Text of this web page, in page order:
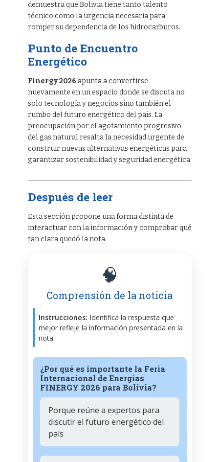
demuestra que Bolivia tiene tanto talento
técnico como la urgencia necesaria para
romper su dependencia de los hidrocarburos.
Punto de Encuentro
Energético
Finergy 2026 apunta a convertirse
nuevamente en un espacio donde se discuta no
solo tecnología y negocios sino también el
rumbo del futuro energético del país. La
preocupación por el agotamiento progresivo
del gas natural resalta la necesidad urgente de
construir nuevas alternativas energéticas para
garantizar sostenibilidad y seguridad energética.
Después de leer
Esta sección propone una forma distinta de
interactuar con la información y comprobar qué
tan clara quedó la nota.
🧠
Comprensión de la noticia
Instrucciones: Identifica la respuesta que
mejor refleje la información presentada en la
nota.
¿Por qué es importante la Feria
Internacional de Energías
FINERGY 2026 para Bolivia?
Porque reúne a expertos para
discutir el futuro energético del
país